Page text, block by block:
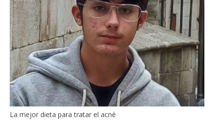
La mejor dieta para tratar el acné